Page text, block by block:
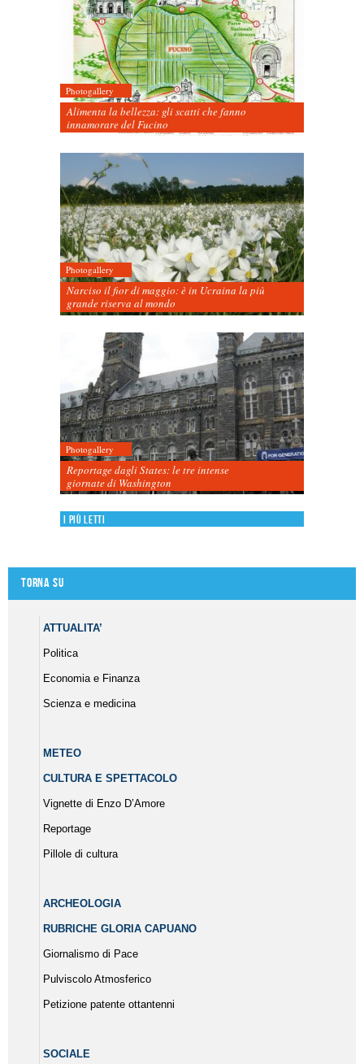
Photogallery
Alimenta la bellezza: gli scatti che fanno
innamorare del Fucino
Photogallery
Narciso il fior di maggio: è in Ucraina la più
grande riserva al mondo
Photogallery
Reportage dagli States: le tre intense
giornate di Washington
I più letti
Torna su
ATTUALITA’
Politica
Economia e Finanza
Scienza e medicina
METEO
CULTURA E SPETTACOLO
Vignette di Enzo D’Amore
Reportage
Pillole di cultura
ARCHEOLOGIA
RUBRICHE GLORIA CAPUANO
Giornalismo di Pace
Pulviscolo Atmosferico
Petizione patente ottantenni
SOCIALE